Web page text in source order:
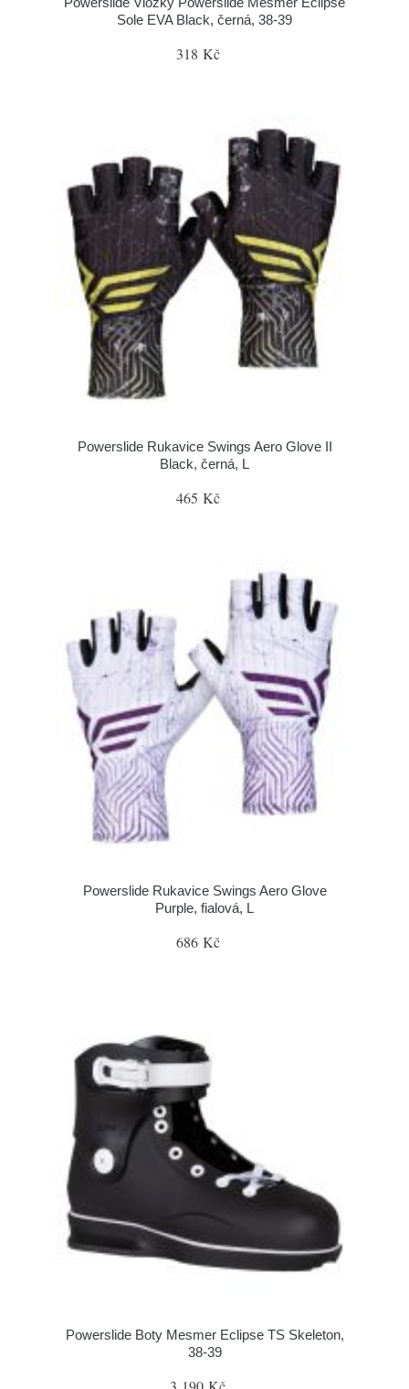
Sole EVA Black, černá, 38-39
318 Kč
Powerslide Rukavice Swings Aero Glove II
Black, černá, L
465 Kč
Powerslide Rukavice Swings Aero Glove
Purple, fialová, L
686 Kč
Powerslide Boty Mesmer Eclipse TS Skeleton,
38-39